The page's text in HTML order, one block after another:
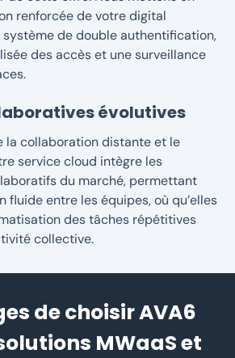
renforcée de votre digital
de double authentification,
des accès et une surveillance
évolutives
la collaboration distante et le
service cloud intègre les
du marché, permettant
fluide entre les équipes, où qu’elles
des tâches répétitives
collective.
de choisir AVA6
MWaaS et